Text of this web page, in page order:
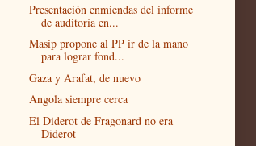
Presentación enmiendas del informe
de auditoría en...
Masip propone al PP ir de la mano
para lograr fond...
Gaza y Arafat, de nuevo
Angola siempre cerca
El Diderot de Fragonard no era
Diderot